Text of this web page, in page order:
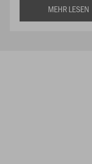
MEHR LESEN